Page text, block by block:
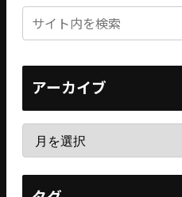
アーカイブ